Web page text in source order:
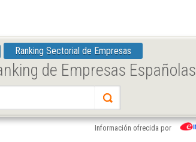
Ranking Sectorial de Empresas
de Empresas Españolas
Información ofrecida por